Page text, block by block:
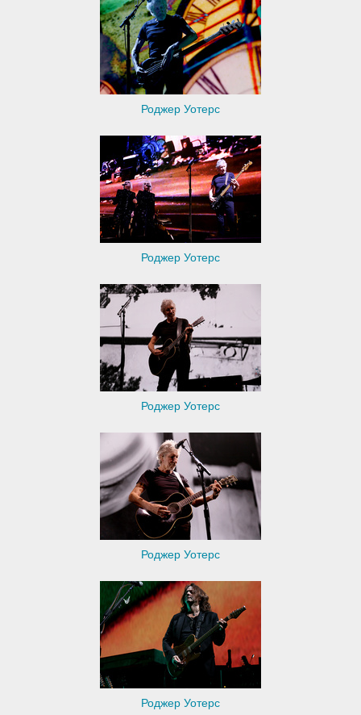
Роджер Уотерс
Роджер Уотерс
Роджер Уотерс
Роджер Уотерс
Роджер Уотерс